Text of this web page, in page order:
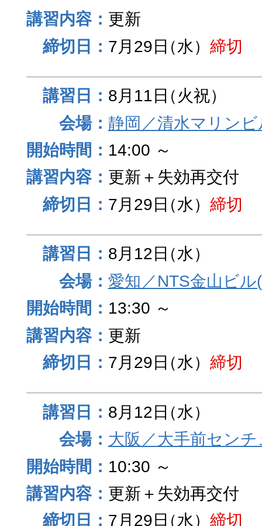
更新
7月29日（水） 締切
8月11日（火祝）
静岡／清水マリンビ
14:00 ～
更新＋失効再交付
7月29日（水） 締切
8月12日（水）
愛知／NTS金山ビ
13:30 ～
更新
7月29日（水） 締切
8月12日（水）
大阪／大手前セン
10:30 ～
更新＋失効再交付
7月29日（水） 締切